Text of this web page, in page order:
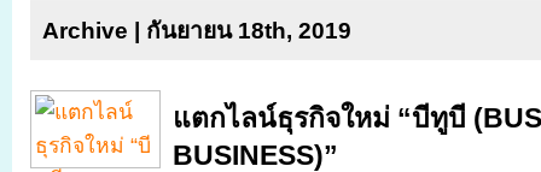
Archive | กันยายน 18th, 2019
แตกไลน์ธุรกิจใหม่ “บีทูบี
BUSINESS)”